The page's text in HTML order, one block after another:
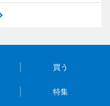
買う
特集